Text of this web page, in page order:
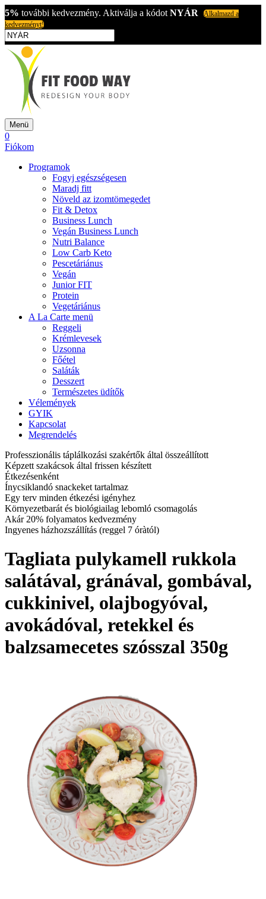
5% további kedvezmény. Aktiválja a kódot NYÁR
Alkalmazd a
kedvezményt!
Menü
0
Fiókom
Programok
Fogyj egészségesen
Maradj fitt
Növeld az izomtömegedet
Fit & Detox
Business Lunch
Vegán Business Lunch
Nutri Balance
Low Carb Keto
Pescetáriánus
Vegán
Junior FIT
Protein
Vegetáriánus
A La Carte menü
Reggeli
Krémlevesek
Uzsonna
Főétel
Saláták
Desszert
Természetes üdítők
Vélemények
GYIK
Kapcsolat
Megrendelés
Professzionális táplálkozási szakértők által összeállított
Képzett szakácsok által frissen készített
Étkezésenként
Ínycsiklandó snackeket tartalmaz
Egy terv minden étkezési igényhez
Környezetbarát és biológiailag lebomló csomagolás
Akár 20% folyamatos kedvezmény
Ingyenes házhozszállítás (reggel 7 óràtól)
Tagliata pulykamell rukkola
salátával, gránával, gombával,
cukkinivel, olajbogyóval,
avokádóval, retekkel és
balzsamecetes szósszal 350g